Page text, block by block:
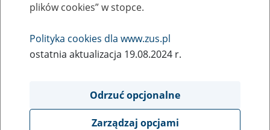
25
najniższych emerytur i rent, a także dodatków oraz
kwot maksymalnych zmniejszeń emerytur i rent z
tytułu osiągania przychodu z działalności
plików cookies” w stopce.
Polityka cookies dla www.zus.pl
ostatnia aktualizacja 19.08.2024 r.
Odrzuć opcjonalne
Zarządzaj opcjami